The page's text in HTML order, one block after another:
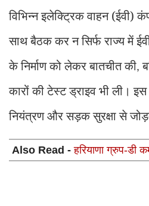
विभिन्न इलेक्ट्रिक वाहन (ईवी)
साथ बैठक कर न सिर्फ राज्य में
के निर्माण को लेकर बातचीत की,
कारों की टेस्ट ड्राइव भी ली।
नियंत्रण और सड़क सुरक्षा से
Also Read -हरियाणा ग्रुप-डी
कॉमन कैडर ऑप्शन पोर्टल 18 से